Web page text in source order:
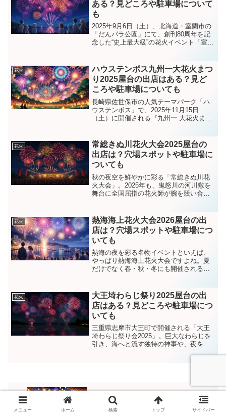
ある？見どころや駐車場について
も
2025年9月6日（土）、北海道・室蘭市の
「だんパラ公園」にて、創刊80周年を記
念した“史上最大級”の花火イベント「室蘭
ライブや漫才、グルメ・屋台、遊園地が
一日中...
花火
ハウステンボス九州一大花火まつ
り2025屋台の出店はある？見ど
ころや駐車場についても
長崎県佐世保市の人気テーマパーク「ハ
ウステンボス」で、2025年11月15日
（土）に開催される『九州一 大花火まつ
ントです。この記事では、見どころや観
覧席情報、屋...
花火
常総きぬ川花火大会2025屋台の
出店は？穴場スポットや駐車場に
ついても
秋の夜空を鮮やかに彩る「常総きぬ川花
火大会」。2025年も、鬼怒川の河川敷を
舞台に全国屈指の花火師が腕を競い合い
別なものになること間違いなし！ここで
は2025年の開催概...
花火
熱海海上花火大会2026屋台の出
店は？穴場スポットや駐車場につ
いても
熱海の夜を彩る名物イベントといえば、
やっぱり熱海海上花火大会ですよね。夏
だけでなく春・秋・冬にも開催されるの
湾は三面を山に囲まれた「すり鉢状」の
地形で、花火の音が反...
花火
大王埼わらじ祭り2025屋台の出
店はある？見どころや駐車場につ
いても
三重県志摩市大王町で開催される「大王
埼わらじ祭り会2025」。巨大なわらじを
引き、海へと流す独特の神事や、夜を彩
遠野祭り2025屋台の出店はある？見どこ
ろや駐車場についても
メニュー ホーム 検索 トップ サイドバー